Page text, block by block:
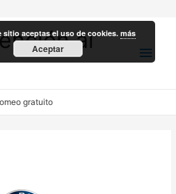
al
gratuito
aceptas el uso de cookies.más
Aceptar